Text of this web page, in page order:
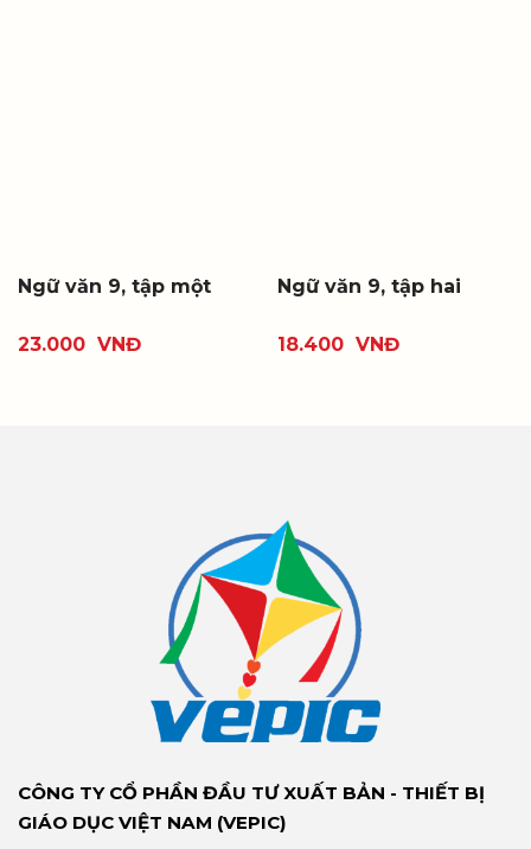
Ngữ văn 9, tập một
23.000 VNĐ
Ngữ văn 9, tập hai
18.400 VNĐ
CÔNG TY CỔ PHẦN ĐẦU TƯ XUẤT BẢN - THIẾT BỊ
GIÁO DỤC VIỆT NAM (VEPIC)